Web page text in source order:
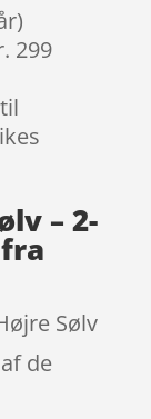
299
– 2-
Sølv
de